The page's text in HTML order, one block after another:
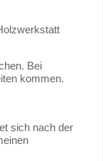
Bei
kommen.
sich nach der